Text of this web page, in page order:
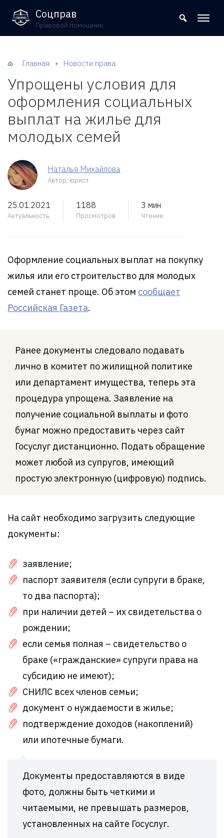
8 (800) 302-09-37
Соцправ
Правовой помощник
Главная Новости права
Упрощены условия для
оформления социальных
выплат на жилье для
молодых семей
Наталья Михайлова
Автор, юрист
25.01.2021
Актуальность
1188
Просмотров
3 мин
Чтение
Оформление социальных выплат на покупку
жилья или его строительство для молодых
семей станет проще. Об этом сообщает
Российская Газета.
Ранее документы следовало подавать
лично в комитет по жилищной политике
или департамент имущества, теперь эта
процедура упрощена. Заявление на
получение социальной выплаты и фото
бумаг можно предоставить через сайт
Госуслуг дистанционно. Подать обращение
может любой из супругов, имеющий
простую электронную (цифровую) подпись.
На сайт необходимо загрузить следующие
документы:
заявление;
паспорт заявителя (если супруги в браке,
то два паспорта);
при наличии детей – их свидетельства о
рождении;
если семья полная – свидетельство о
браке («гражданские» супруги права на
субсидию не имеют);
СНИЛС всех членов семьи;
документ о нуждаемости в жилье;
подтверждение доходов (накоплений)
или ипотечные бумаги.
Документы предоставляются в виде
фото, должны быть четкими и
читаемыми, не превышать размеров,
установленных на сайте Госуслуг.